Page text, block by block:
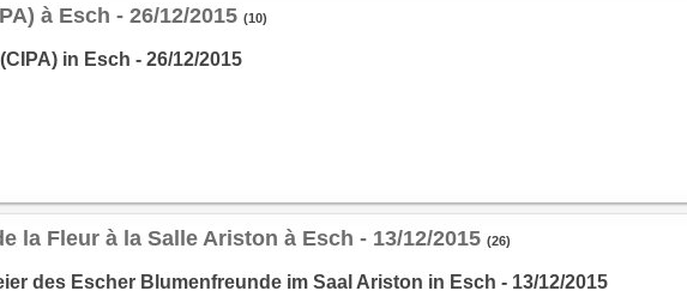
à Esch - 26/12/2015 (10)
in Esch - 26/12/2015
la Fleur à la Salle Ariston à Esch - 13/12/2015 (26)
des Escher Blumenfreunde im Saal Ariston in Esch - 13/12/2015